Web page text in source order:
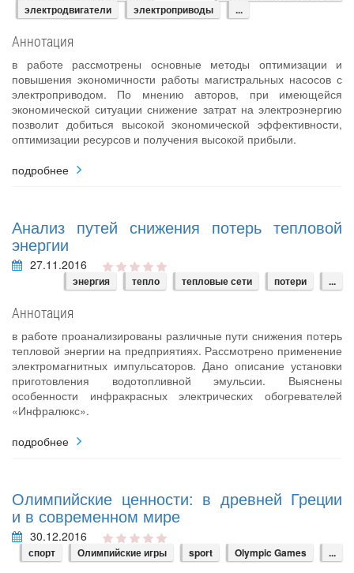
электродвигатели
электроприводы ...
Аннотация
в работе рассмотрены основные методы оптимизации и
повышения экономичности работы магистральных насосов с
электроприводом. По мнению авторов, при имеющейся
экономической ситуации снижение затрат на электроэнергию
позволит добиться высокой экономической эффективности,
оптимизации ресурсов и получения высокой прибыли.
подробнее
Анализ путей снижения потерь тепловой
энергии
27.11.2016
энергия тепло тепловые сети потери ...
Аннотация
в работе проанализированы различные пути снижения потерь
тепловой энергии на предприятиях. Рассмотрено применение
электромагнитных импульсаторов. Дано описание установки
приготовления водотопливной эмульсии. Выяснены
особенности инфракрасных электрических обогревателей
«Инфралюкс».
подробнее
Олимпийские ценности: в древней Греции
и в современном мире
30.12.2016
спорт Олимпийские игры sport Olympic Games ...